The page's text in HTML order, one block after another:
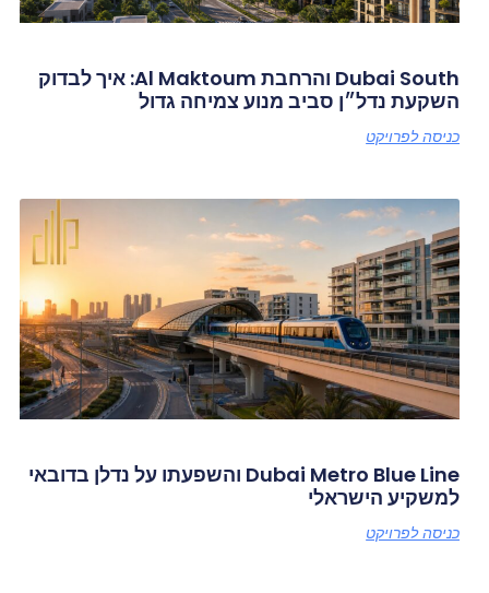
Dubai South והרחבת Al Maktoum: איך לבדוק
השקעת נדל״ן סביב מנוע צמיחה גדול
כניסה לפרויקט
Dubai Metro Blue Line והשפעתו על נדלן בדובאי
למשקיע הישראלי
כניסה לפרויקט